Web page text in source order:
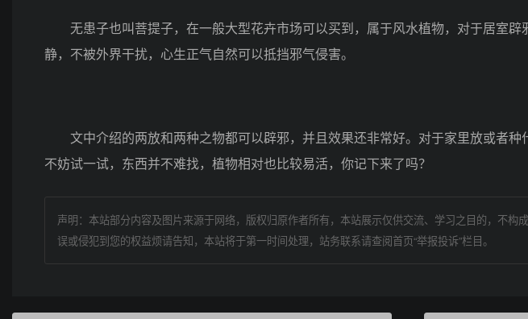
无患子也叫菩提子，在一般大型花卉市场可以买到，属于风水植物，对于居室辟
静，不被外界干扰，心生正气自然可以抵挡邪气侵害。
文中介绍的两放和两种之物都可以辟邪，并且效果还非常好。对于家里放或者种
不妨试一试，东西并不难找，植物相对也比较易活，你记下来了吗？
声明：本站部分内容及图片来源于网络，版权归原作者所有，本站展示仅供交流、学习之目的，不构
误或侵犯到您的权益烦请告知，本站将于第一时间处理，站务联系请查阅首页“举报投诉”栏目。